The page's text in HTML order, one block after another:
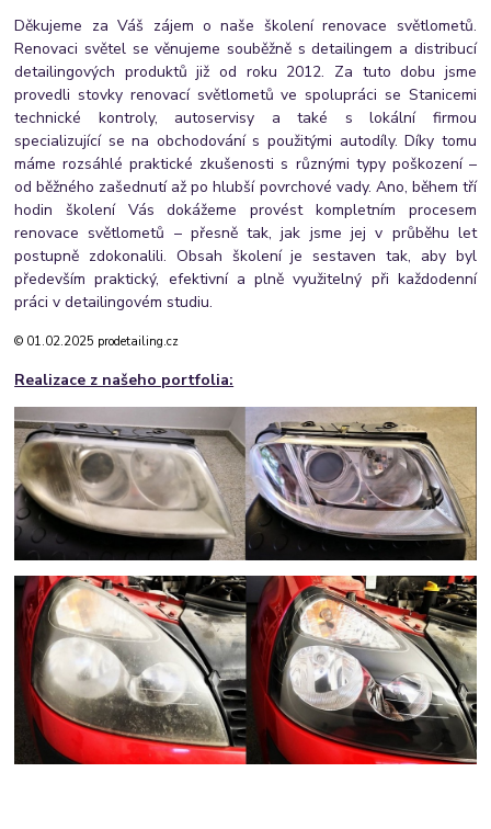
Děkujeme za Váš zájem o naše školení renovace světlometů.
Renovaci světel se věnujeme souběžně s detailingem a distribucí
detailingových produktů již od roku 2012. Za tuto dobu jsme
provedli stovky renovací světlometů ve spolupráci se Stanicemi
technické kontroly, autoservisy a také s lokální firmou
specializující se na obchodování s použitými autodíly. Díky tomu
máme rozsáhlé praktické zkušenosti s různými typy poškození –
od běžného zašednutí až po hlubší povrchové vady. Ano, během tří
hodin školení Vás dokážeme provést kompletním procesem
renovace světlometů – přesně tak, jak jsme jej v průběhu let
postupně zdokonalili. Obsah školení je sestaven tak, aby byl
především praktický, efektivní a plně využitelný při každodenní
práci v detailingovém studiu.
© 01.02.2025 prodetailing.cz
Realizace z našeho portfolia: